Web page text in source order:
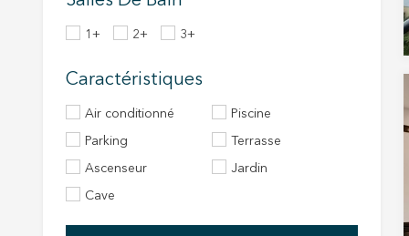
1+ 2+ 3+
Caractéristiques
Air conditionné Piscine
Parking Terrasse
Ascenseur Jardin
Cave